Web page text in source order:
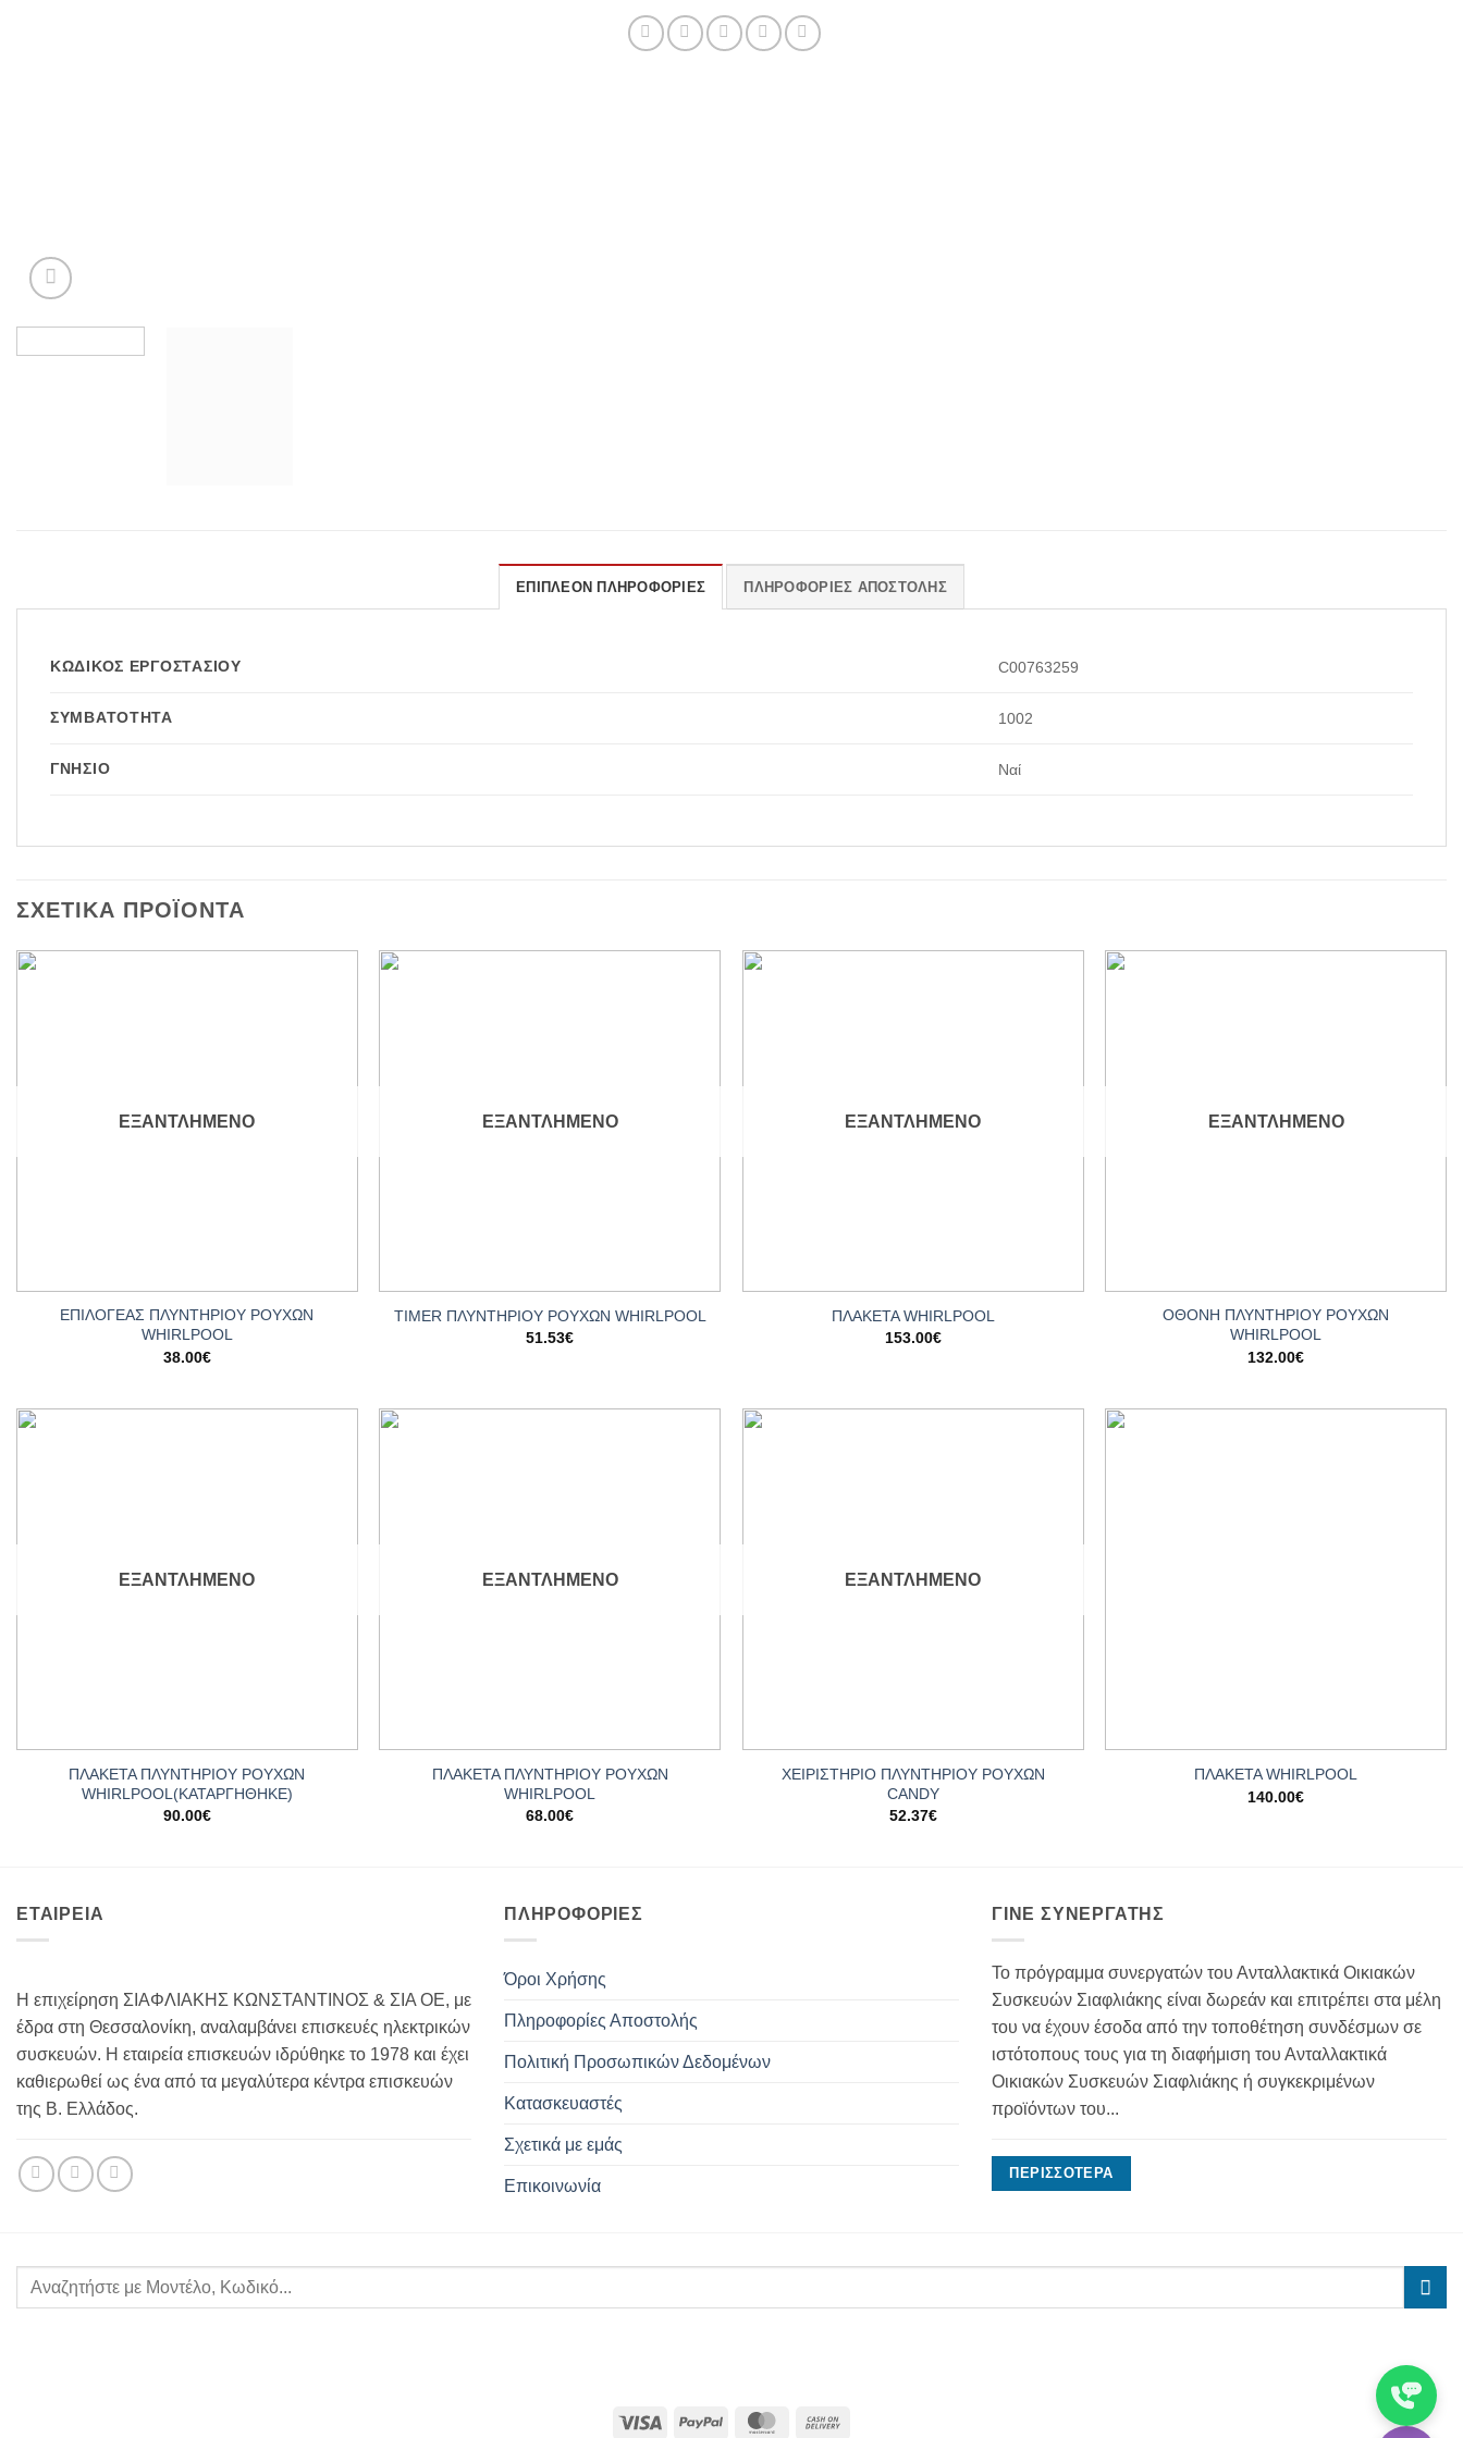
ΕΠΙΠΛΈΟΝ ΠΛΗΡΟΦΟΡΊΕΣ ΠΛΗΡΟΦΟΡΊΕΣ ΑΠΟΣΤΟΛΉΣ
ΚΩΔΙΚΌΣ ΕΡΓΟΣΤΑΣΊΟΥ C00763259
ΣΥΜΒΑΤΌΤΗΤΑ 1002
ΓΝΉΣΙΟ Ναί
ΣΧΕΤΙΚΆ ΠΡΟΪΌΝΤΑ
ΕΞΑΝΤΛΗΜΈΝΟ
ΕΠΙΛΟΓΕΑΣ ΠΛΥΝΤΗΡΙΟΥ ΡΟΥΧΩΝ
WHIRLPOOL
38.00€
ΕΞΑΝΤΛΗΜΈΝΟ
TIMER ΠΛΥΝΤΗΡΙΟΥ ΡΟΥΧΩΝ WHIRLPOOL
51.53€
ΕΞΑΝΤΛΗΜΈΝΟ
ΠΛΑΚΕΤΑ WHIRLPOOL
153.00€
ΕΞΑΝΤΛΗΜΈΝΟ
ΟΘΟΝΗ ΠΛΥΝΤΗΡΙΟΥ ΡΟΥΧΩΝ
WHIRLPOOL
132.00€
ΕΞΑΝΤΛΗΜΈΝΟ
ΠΛΑΚΕΤΑ ΠΛΥΝΤΗΡΙΟΥ ΡΟΥΧΩΝ
WHIRLPOOL(ΚΑΤΑΡΓΗΘΗΚΕ)
90.00€
ΕΞΑΝΤΛΗΜΈΝΟ
ΠΛΑΚΕΤΑ ΠΛΥΝΤΗΡΙΟΥ ΡΟΥΧΩΝ
WHIRLPOOL
68.00€
ΕΞΑΝΤΛΗΜΈΝΟ
ΧΕΙΡΙΣΤΗΡΙΟ ΠΛΥΝΤΗΡΙΟΥ ΡΟΥΧΩΝ
CANDY
52.37€
ΠΛΑΚΕΤΑ WHIRLPOOL
140.00€
ΕΤΑΙΡΕΙΑ
Η επιχείρηση ΣΙΑΦΛΙΑΚΗΣ ΚΩΝΣΤΑΝΤΙΝΟΣ & ΣΙΑ ΟΕ, με
έδρα στη Θεσσαλονίκη, αναλαμβάνει επισκευές ηλεκτρικών
συσκευών. Η εταιρεία επισκευών ιδρύθηκε το 1978 και έχει
καθιερωθεί ως ένα από τα μεγαλύτερα κέντρα επισκευών
της Β. Ελλάδος.
ΠΛΗΡΟΦΟΡΊΕΣ
Όροι Χρήσης
Πληροφορίες Αποστολής
Πολιτική Προσωπικών Δεδομένων
Κατασκευαστές
Σχετικά με εμάς
Επικοινωνία
ΓΊΝΕ ΣΥΝΕΡΓΆΤΗΣ
Το πρόγραμμα συνεργατών του Ανταλλακτικά Οικιακών
Συσκευών Σιαφλιάκης είναι δωρεάν και επιτρέπει στα μέλη
του να έχουν έσοδα από την τοποθέτηση συνδέσμων σε
ιστότοπους τους για τη διαφήμιση του Ανταλλακτικά
Οικιακών Συσκευών Σιαφλιάκης ή συγκεκριμένων
προϊόντων του...
ΠΕΡΙΣΣΌΤΕΡΑ
Visa PayPal MasterCard